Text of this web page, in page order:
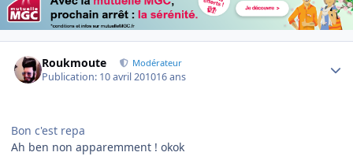
Roukmoute Modérateur
Publication: 10 avril 201016 ans
Bon c'est repa
Ah ben non apparemment ! okok